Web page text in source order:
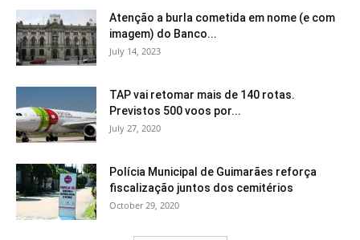
Atenção a burla cometida em nome (e com
imagem) do Banco...
July 14, 2023
TAP vai retomar mais de 140 rotas.
Previstos 500 voos por...
July 27, 2020
Polícia Municipal de Guimarães reforça
fiscalização juntos dos cemitérios
October 29, 2020